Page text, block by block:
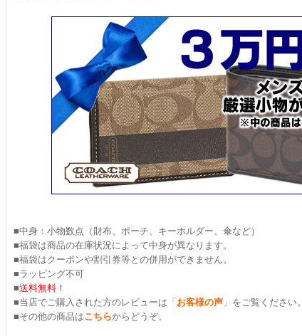
■中身：小物数点（財布、ポーチ、キーホルダー、傘など）
■福袋は商品の在庫状況によって中身が異なります。
■福袋はクーポンや割引券等との併用ができません。
■ラッピング不可
■送料無料！
■当店でご購入された方のレビューは「 お客様の声 」をご覧ください。
■その他の商品はこちらからどうぞ。